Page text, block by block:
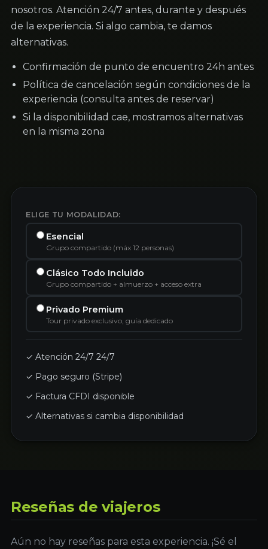
nosotros. Atención 24/7 antes, durante y después
de la experiencia. Si algo cambia, te damos
alternativas.
Confirmación de punto de encuentro 24h antes
Política de cancelación según condiciones de la
experiencia (consulta antes de reservar)
Si la disponibilidad cae, mostramos alternativas
en la misma zona
ELIGE TU MODALIDAD:
Esencial
Grupo compartido (máx 12 personas)
Clásico Todo Incluido
Grupo compartido + almuerzo + acceso extra
Privado Premium
Tour privado exclusivo, guía dedicado
✓ Atención 24/7 24/7
✓ Pago seguro (Stripe)
✓ Factura CFDI disponible
✓ Alternativas si cambia disponibilidad
Reseñas de viajeros
Aún no hay reseñas para esta experiencia. ¡Sé el